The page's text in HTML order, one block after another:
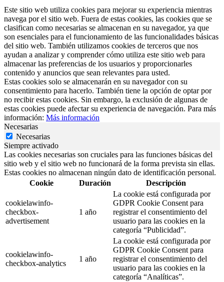
Este sitio web utiliza cookies para mejorar su experiencia mientras
navega por el sitio web. Fuera de estas cookies, las cookies que se
clasifican como necesarias se almacenan en su navegador, ya que
son esenciales para el funcionamiento de las funcionalidades básicas
del sitio web. También utilizamos cookies de terceros que nos
ayudan a analizar y comprender cómo utiliza este sitio web para
almacenar las preferencias de los usuarios y proporcionarles
contenido y anuncios que sean relevantes para usted.
Estas cookies solo se almacenarán en su navegador con su
consentimiento para hacerlo. También tiene la opción de optar por
no recibir estas cookies. Sin embargo, la exclusión de algunas de
estas cookies puede afectar su experiencia de navegación. Para más
información: Más información
Necesarias
Necesarias
Siempre activado
Las cookies necesarias son cruciales para las funciones básicas del
sitio web y el sitio web no funcionará de la forma prevista sin ellas.
Estas cookies no almacenan ningún dato de identificación personal.
Cookie
Duración Descripción
cookielawinfo-
checkbox-
advertisement
1 año
La cookie está configurada por
GDPR Cookie Consent para
registrar el consentimiento del
usuario para las cookies en la
categoría “Publicidad”.
cookielawinfo-
checkbox-analytics
1 año
La cookie está configurada por
GDPR Cookie Consent para
registrar el consentimiento del
usuario para las cookies en la
categoría “Analíticas”.